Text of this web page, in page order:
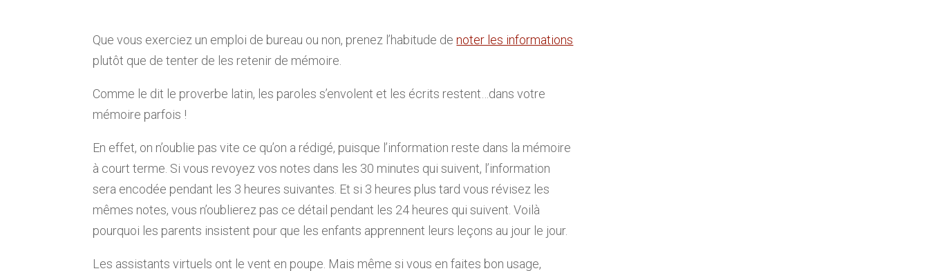
Que vous exerciez un emploi de bureau ou non, prenez l’habitude denoter les informations
plutôt que de tenter de les retenir de mémoire.
Comme le dit le proverbe latin, les paroles s’envolent et les écrits restent…dans votre
mémoire parfois !
En effet, on n’oublie pas vite ce qu’on a rédigé, puisque l’information reste dans la mémoire
à court terme. Si vous revoyez vos notes dans les 30 minutes qui suivent, l’information
sera encodée pendant les 3 heures suivantes. Et si 3 heures plus tard vous révisez les
mêmes notes, vous n’oublierez pas ce détail pendant les 24 heures qui suivent. Voilà
pourquoi les parents insistent pour que les enfants apprennent leurs leçons au jour le jour.
Les assistants virtuels ont le vent en poupe. Mais même si vous en faites bon usage,